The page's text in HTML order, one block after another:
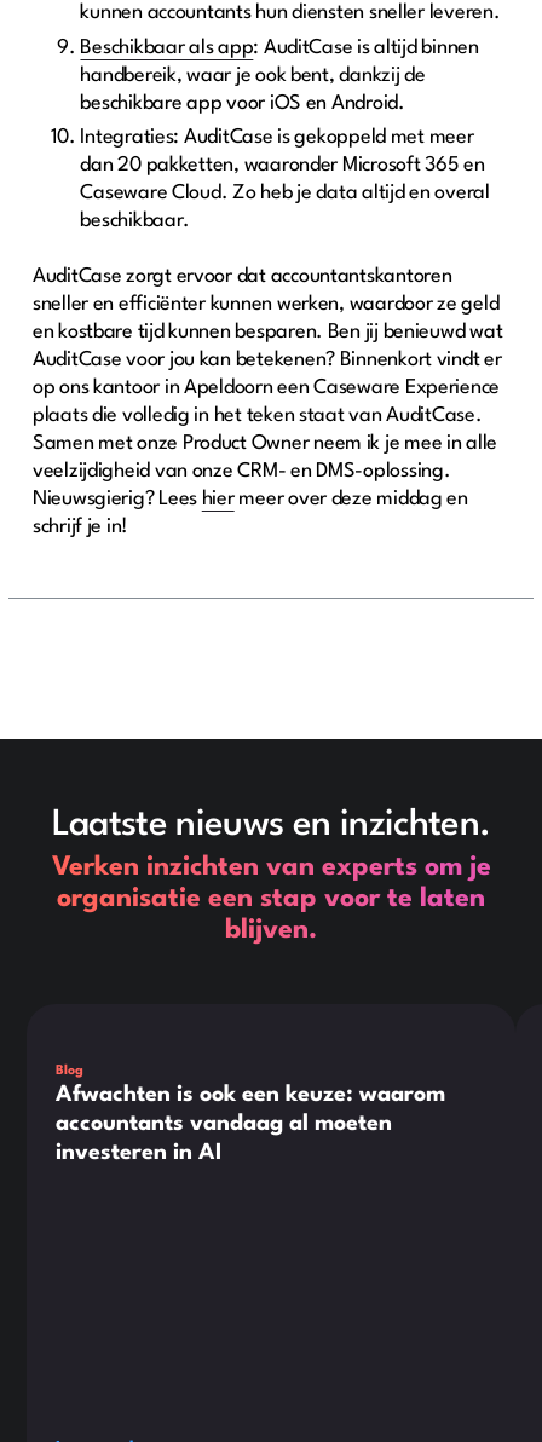
kunnen accountants hun diensten sneller leveren.
Beschikbaar als app: AuditCase is altijd binnen
handbereik, waar je ook bent, dankzij de
beschikbare app voor iOS en Android.
Integraties: AuditCase is gekoppeld met meer
dan 20 pakketten, waaronder Microsoft 365 en
Caseware Cloud. Zo heb je data altijd en overal
beschikbaar.
AuditCase zorgt ervoor dat accountantskantoren
sneller en efficiënter kunnen werken, waardoor ze geld
en kostbare tijd kunnen besparen. Ben jij benieuwd wat
AuditCase voor jou kan betekenen? Binnenkort vindt er
op ons kantoor in Apeldoorn een Caseware Experience
plaats die volledig in het teken staat van AuditCase.
Samen met onze Product Owner neem ik je mee in alle
veelzijdigheid van onze CRM- en DMS-oplossing.
Nieuwsgierig? Lees hiermeer over deze middag en
schrijf je in!
Laatste nieuws en inzichten.
Verken inzichten van experts om je
organisatie een stap voor te laten
blijven.
Blog
Afwachten is ook een keuze: waarom
accountants vandaag al moeten
investeren in AI